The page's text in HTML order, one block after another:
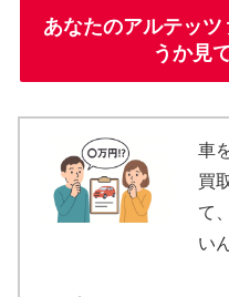
あなたのアルテッ
うか見
車
買
て
い